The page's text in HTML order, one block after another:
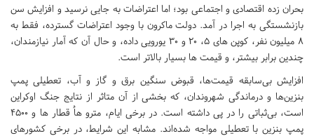
بحران زده اقتصادی و اجتماعی بود؛ اما اعتراضات به جایی نرسید و افزایش سن
بازنشستگی به اجرا در آمد. دولت ماکرون با وجود اعتراضات گسترده، فقط به
۸ میلیون نفر، کوپن های ۵، ۲۰ و ۳۰ یورویی داده، و حال آن که آمار نیازمندان،
چندین برابر بیشتر، و قیمت ها بسیار بالاتر است.
افزایش بی‌سابقه قیمت‌ها، قبوض سنگین برق و گاز و آب، تعطیلی پمپ
بنزین‌ها و درماندگی شهروندان، که بخشی از آن متاثر از نتایج جنگ اوکراین
است، بی‌ثباتی را در پی داشته است. در برخی ایام، مترو هاُ قطار ها و ۴۵۰۰
پمپ بنزین با تعطیلی مواجه شده‌اند. مشابه این شرایط، در برخی کشورهای